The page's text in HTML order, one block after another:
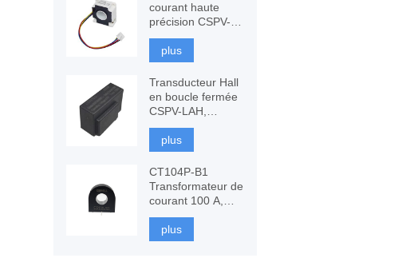
courant haute
précision CSPV-
ITP-200, fluxgate
à composants
plus
Transducteur Hall
en boucle fermée
CSPV-LAH,
mesure AC, DC
plus
CT104P-B1
Transformateur de
courant 100 A,
surveillance et
protection
plus